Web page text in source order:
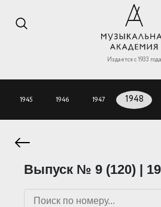
Издается с 1933 года
1945 1946 1947 1948
Выпуск № 9 (120) |